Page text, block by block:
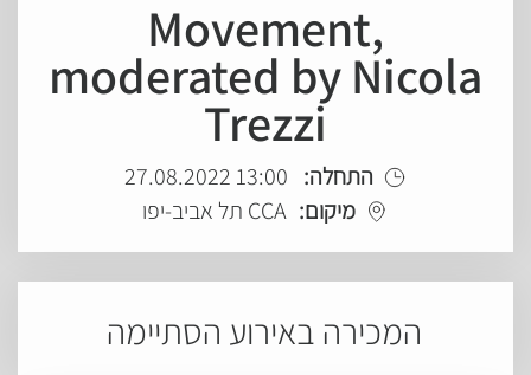
Movement,
moderated by Nicola
Trezzi
התחלה: 13:00 27.08.2022
מיקום: CCA תל אביב-יפו
המכירה באירוע הסתיימה